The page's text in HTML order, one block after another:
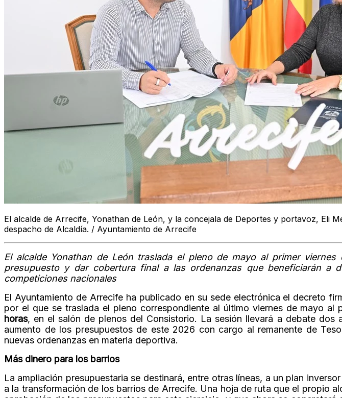
El alcalde de Arrecife, Yonathan de León, y la concejala de Deportes y portavoz, Eli
despacho de Alcaldía. / Ayuntamiento de Arrecife
El alcalde Yonathan de León traslada el pleno de mayo al primer
presupuesto y dar cobertura final a las ordenanzas que beneficiarán a
competiciones nacionales
El Ayuntamiento de Arrecife ha publicado en su sede electrónica el decreto
por el que se traslada el pleno correspondiente al último viernes de mayo al
horas, en el salón de plenos del Consistorio. La sesión llevará a debate dos
aumento de los presupuestos de este 2026 con cargo al remanente de
nuevas ordenanzas en materia deportiva.
Más dinero para los barrios
La ampliación presupuestaria se destinará, entre otras líneas, a un plan
a la transformación de los barrios de Arrecife. Una hoja de ruta que el propio